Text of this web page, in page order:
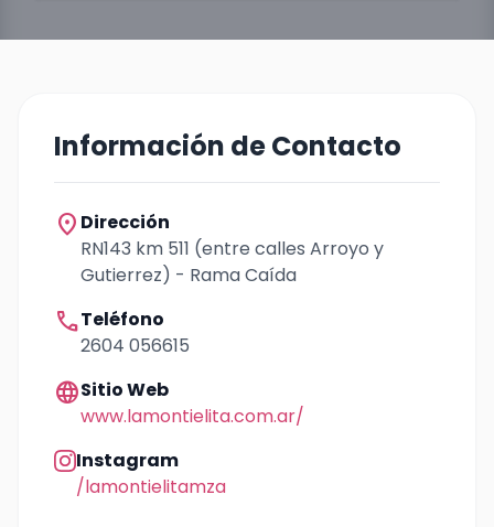
Información de Contacto
location_on Dirección
RN143 km 511 (entre calles Arroyo y
Gutierrez) - Rama Caída
callTeléfono
2604 056615
languageSitio Web
www.lamontielita.com.ar/
Instagram
/lamontielitamza